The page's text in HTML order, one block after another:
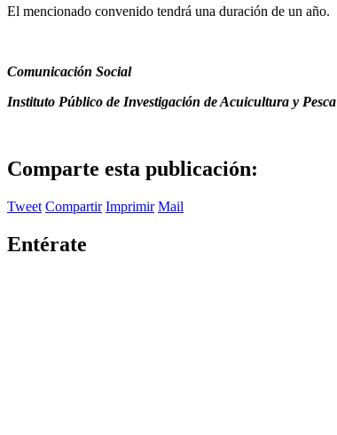
El mencionado convenido tendrá una duración de un año.
Comunicación Social
Instituto Público de Investigación de Acuicultura y Pesca
Comparte esta publicación:
Tweet Compartir Imprimir Mail
Entérate